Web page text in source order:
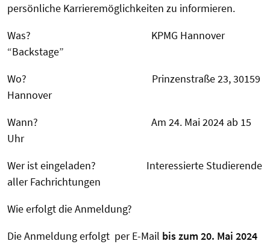
persönliche Karrieremöglichkeiten zu informieren.
Was? KPMG Hannover
“Backstage”
Wo? Prinzenstraße 23, 30159
Hannover
Wann? Am 24. Mai 2024 ab 15
Uhr
Wer ist eingeladen? Interessierte Studierende
aller Fachrichtungen
Wie erfolgt die Anmeldung?
Die Anmeldung erfolgt per E-Mail bis zum 20. Mai 2024